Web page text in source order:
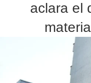
aclara el